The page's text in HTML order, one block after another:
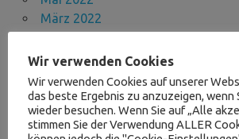
März 2022
Oktober 2021
September 2021
August 2021
April 2021
November 2020
Wir verwenden Cookies
Wir verwenden Cookies auf unserer
das beste Ergebnis zu anzuzeigen, wenn
wieder besuchen. Wenn Sie auf „Alle
stimmen Sie der Verwendung ALLER